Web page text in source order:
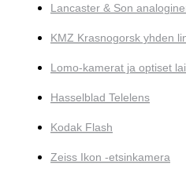
Lancaster & Son
KMZ Krasnogorsk yhden
Lomo-kamerat ja optiset
Hasselblad Telelens
Kodak Flash
Zeiss Ikon -etsinkamera